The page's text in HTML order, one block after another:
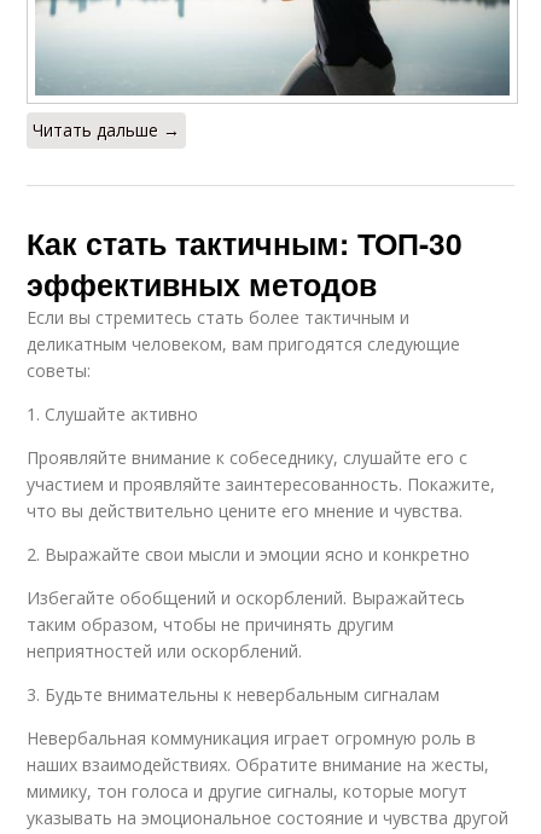
Читать дальше →
Как стать тактичным: ТОП-30
эффективных методов
Если вы стремитесь стать более тактичным и
деликатным человеком, вам пригодятся следующие
советы:
1. Слушайте активно
Проявляйте внимание к собеседнику, слушайте его с
участием и проявляйте заинтересованность. Покажите,
что вы действительно цените его мнение и чувства.
2. Выражайте свои мысли и эмоции ясно и конкретно
Избегайте обобщений и оскорблений. Выражайтесь
таким образом, чтобы не причинять другим
неприятностей или оскорблений.
3. Будьте внимательны к невербальным сигналам
Невербальная коммуникация играет огромную роль в
наших взаимодействиях. Обратите внимание на жесты,
мимику, тон голоса и другие сигналы, которые могут
указывать на эмоциональное состояние и чувства другой